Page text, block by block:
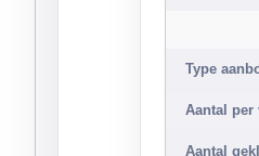
Type
Aantal per
Aantal